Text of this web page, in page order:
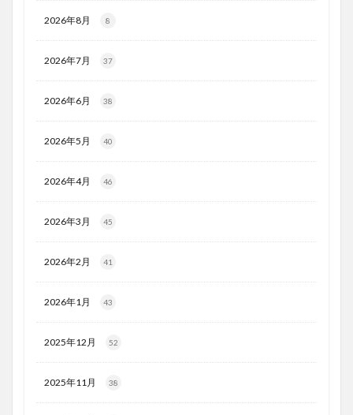
2026年8月 8
2026年7月 37
2026年6月 38
2026年5月 40
2026年4月 46
2026年3月 45
2026年2月 41
2026年1月 43
2025年12月 52
2025年11月 38